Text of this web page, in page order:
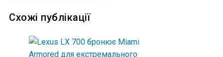
Схожі публікації